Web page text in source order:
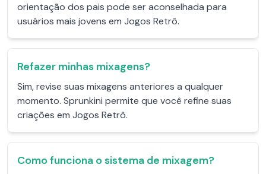
orientação dos pais pode ser aconselhada para
usuários mais jovens em Jogos Retrô.
Refazer minhas mixagens?
Sim, revise suas mixagens anteriores a qualquer
momento. Sprunkini permite que você refine suas
criações em Jogos Retrô.
Como funciona o sistema de mixagem?